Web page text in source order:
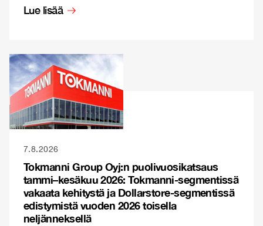
Lue lisää
7.8.2026
Tokmanni Group Oyj:n puolivuosikatsaus
tammi–kesäkuu 2026: Tokmanni-segmentissä
vakaata kehitystä ja Dollarstore-segmentissä
edistymistä vuoden 2026 toisella
neljänneksellä